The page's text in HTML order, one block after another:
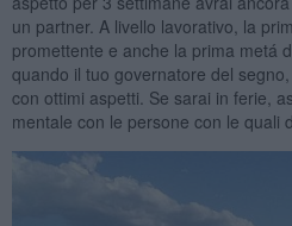
un partner. A livello lavorativo, la
promettente e anche la prima metá
quando il tuo governatore del
con ottimi aspetti. Se sarai in ferie,
mentale con le persone con le quali